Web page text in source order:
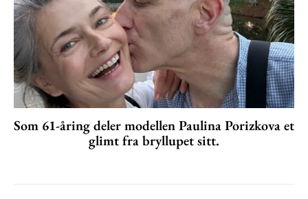
Som 61-åring deler modellen Paulina Porizkova et
glimt fra bryllupet sitt.